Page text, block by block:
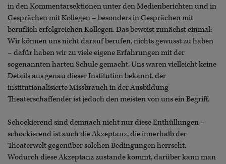
in den Kommentarsektionen unter den Medienberichten und in
Gesprächen mit Kollegen – besonders in Gesprächen mit
beruflich erfolgreichen Kollegen. Das beweist zunächst einmal:
Wir können uns nicht darauf berufen, nichts gewusst zu haben
– dafür haben wir zu viele eigene Erfahrungen mit der
sogenannten harten Schule gemacht. Uns waren vielleicht keine
Details aus genau dieser Institution bekannt, der
institutionalisierte Missbrauch in der Ausbildung
Theaterschaffender ist jedoch den meisten von uns ein Begriff.
Schockierend sind demnach nicht nur diese Enthüllungen –
schockierend ist auch die Akzeptanz, die innerhalb der
Theaterwelt gegenüber solchen Bedingungen herrscht.
Wodurch diese Akzeptanz zustande kommt, darüber kann man